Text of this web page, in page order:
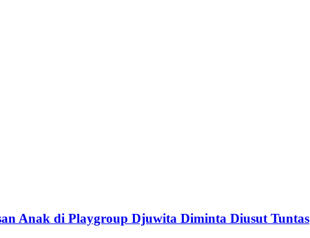
Anak di Playgroup Djuwita Diminta Diusut Tuntas